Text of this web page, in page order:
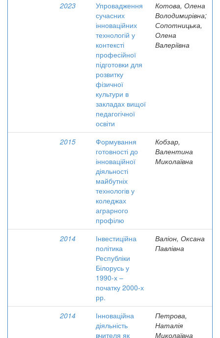
2023
Упровадження
сучасних
інноваційних
технологій у
контексті
професійної
підготовки для
розвитку
фізичної
культури в
закладах вищої
педагогічної
освіти
Котова, Олена
Володимирівна;
Сопотницька,
Олена
Валеріївна
2015
Формування
готовності до
інноваційної
діяльності
майбутніх
технологів у
коледжах
аграрного
профілю
Кобзар,
Валентина
Миколаївна
2014
Інвестиційна
політика
Республіки
Білорусь у
1990-х –
початку 2000-х
рр.
Валіон, Оксана
Павлівна
2014
Інноваційна
діяльність
вчителя як
Петрова,
Наталія
Миколаївна